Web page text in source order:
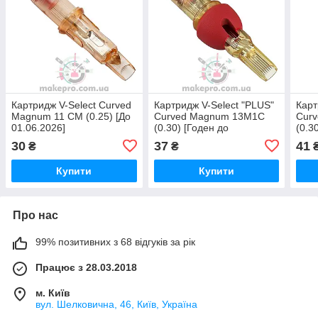
Картридж V-Select Curved
Magnum 11 CM (0.25) [До
01.06.2026]
30 ₴
Купити
Картридж V-Select "PLUS"
Curved Magnum 13M1C
(0.30) [Годен до
37₴
Купити
41
Про нас
99% позитивних з 68 відгуків за рік
Працює з 28.03.2018
м. Київ
вул. Шелковична, 46, Київ, Україна